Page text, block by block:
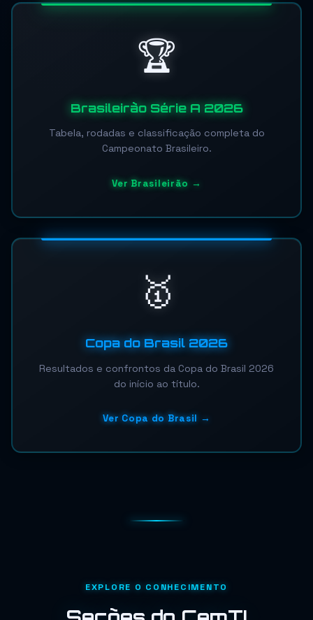
🏆
Brasileirão Série A 2026
Tabela, rodadas e classificação completa do
Campeonato Brasileiro.
Ver Brasileirão →
🥇
Copa do Brasil 2026
Resultados e confrontos da Copa do Brasil 2026
do início ao título.
Ver Copa do Brasil →
EXPLORE O CONHECIMENTO